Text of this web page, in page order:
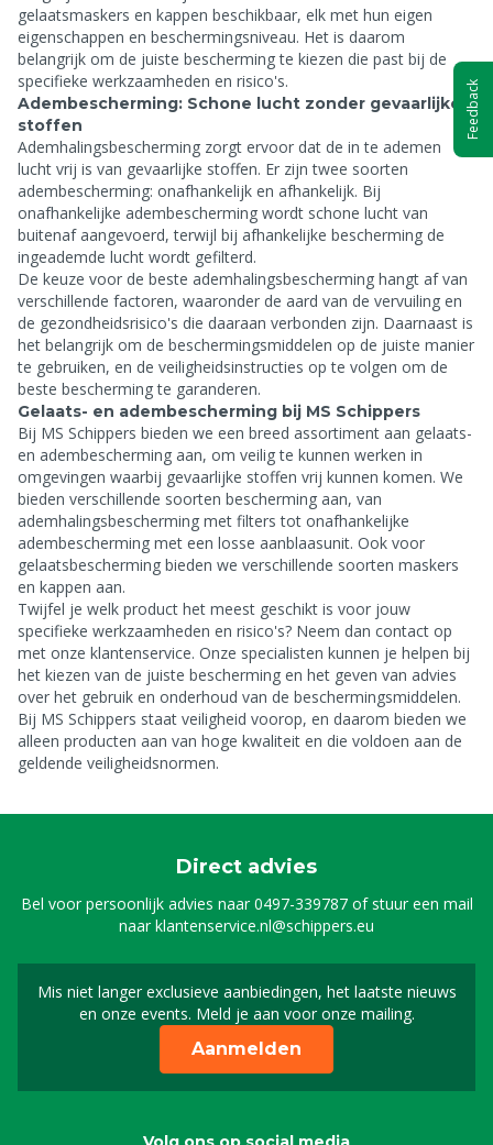
gelaatsmaskers en kappen beschikbaar, elk met hun eigen
eigenschappen en beschermingsniveau. Het is daarom
belangrijk om de juiste bescherming te kiezen die past bij de
specifieke werkzaamheden en risico's.
Adembescherming: Schone lucht zonder gevaarlijke
stoffen
Ademhalingsbescherming zorgt ervoor dat de in te ademen
lucht vrij is van gevaarlijke stoffen. Er zijn twee soorten
adembescherming: onafhankelijk en afhankelijk. Bij
onafhankelijke adembescherming wordt schone lucht van
buitenaf aangevoerd, terwijl bij afhankelijke bescherming de
ingeademde lucht wordt gefilterd.
De keuze voor de beste ademhalingsbescherming hangt af van
verschillende factoren, waaronder de aard van de vervuiling en
de gezondheidsrisico's die daaraan verbonden zijn. Daarnaast is
het belangrijk om de beschermingsmiddelen op de juiste manier
te gebruiken, en de veiligheidsinstructies op te volgen om de
beste bescherming te garanderen.
Gelaats- en adembescherming bij MS Schippers
Bij MS Schippers bieden we een breed assortiment aan gelaats-
en adembescherming aan, om veilig te kunnen werken in
omgevingen waarbij gevaarlijke stoffen vrij kunnen komen. We
bieden verschillende soorten bescherming aan, van
ademhalingsbescherming met filters tot onafhankelijke
adembescherming met een losse aanblaasunit. Ook voor
gelaatsbescherming bieden we verschillende soorten maskers
en kappen aan.
Twijfel je welk product het meest geschikt is voor jouw
specifieke werkzaamheden en risico's? Neem dan contact op
met onze klantenservice. Onze specialisten kunnen je helpen bij
het kiezen van de juiste bescherming en het geven van advies
over het gebruik en onderhoud van de beschermingsmiddelen.
Bij MS Schippers staat veiligheid voorop, en daarom bieden we
alleen producten aan van hoge kwaliteit en die voldoen aan de
geldende veiligheidsnormen.
Direct advies
Bel voor persoonlijk advies naar0497-339787of stuur een mail
naarklantenservice.nl@schippers.eu
Mis niet langer exclusieve aanbiedingen, het laatste nieuws
en onze events. Meld je aan voor onze mailing.
Schrijf je in voor onze
Aanmelden
Feedback